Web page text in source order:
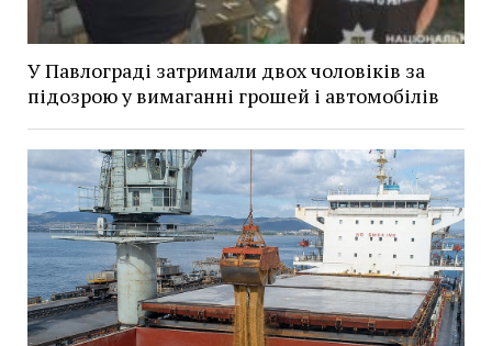
У Павлограді затримали двох чоловіків за
підозрою у вимаганні грошей і автомобілів